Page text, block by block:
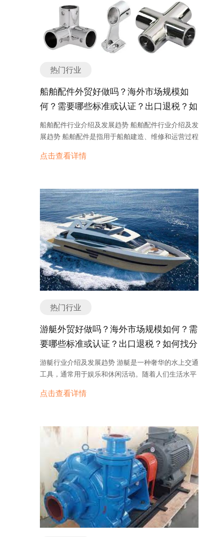
业。在建筑领域，不锈钢被广泛应用于室内装饰、外
墙装饰、天花板等方面，其美观、耐久的特点备受青
睐。在汽车领域，不锈钢被用于制造汽车零部件，提
高汽车的耐久性和安全性。在电子领域，不锈钢可以
用于制造电子产品的外壳和零部件，提供良好的防腐
设备，承受高温、高压等恶劣工况。在医疗领域，不
锈钢被广泛应用于手术器械、植入物等方面，其生物
相容性和耐腐蚀性能得到了认可。 随着经济的发展和
人们对品质生活的追求，不锈钢行业将继续保持快速
增长的趋势。未来，不锈钢行业的发展将呈现以下几
个趋势： 1. 技术创新：随着科技的进步，不锈钢行
能和应用领域。 2. 环保可持续发展：不锈钢是一种
济的发展。 3. 定制化需求增加：随着消费者对个性
化产品的需求增加，不锈钢行业将面临更多的定制化
需求。企业需要灵活应对市场需求，提供多样化的产
品和服务。 4. 国际市场扩张：随着全球化的进程，
不锈钢行业将面临更多的国际竞争和市场机遇。企业
需要加强国际合作，拓展海外市场。 总的来说，不锈
钢行业具有广阔的市场前景和发展潜力。随着技术创
新和市场需求的不断增加，不锈钢行业将迎来更加美
好的未来。 不锈钢产品主要分类或种类有哪些？ 不
耐腐蚀性能的合金材料，由于其优异的物理和化学性
可以根据不同的用途和特性进行分类。以下是一些常
见的不锈钢产品分类： 1. 不锈钢板/板材：不锈钢板
筑材料、装饰品等。 2. 不锈钢管/管材：不锈钢管是
一种中空的不锈钢产品，广泛用于输送流体、气体和
固体颗粒。根据不同的应用场景，不锈钢管可以分为
承、螺栓和螺母等。 4. 不锈钢线/线材：不锈钢线是
一种细长的不锈钢产品，用于制造各种绳索、弹簧、
焊条等。 5. 不锈钢型材：不锈钢型材是一种具有特
定截面形状的不锈钢产品，包括角钢、槽钢、工字钢
等，常用于建筑结构、桥梁和机械制造等领域。 6.
不锈钢制品：不锈钢制品是指通过加工或组装而成的
不锈钢制品，如厨具、餐具、家具、洁具等。 除了以
上常见的分类，不锈钢还可以根据其化学成分、表面
处理方式、耐腐蚀性能等进行进一步的细分。不同种
类的不锈钢产品在不同的领域有着各自的优势和应用
热门行业
船舶配件外贸好做吗？海外市场规模如
何？需要哪些标准或认证？出口退税？如
何找分销商或客户？
船舶配件行业介绍及发展趋势 船舶配件行业介绍及发
展趋势 船舶配件是指用于船舶建造、维修和运营过程
的重要组成部分，为船舶提供必要的支持和保障。随
具有广阔的市场需求。随着全球贸易的增长，航运业
的需求也在不断增加。船舶配件作为船舶建造和维修
的重要组成部分，其市场需求也随之增长。同时，海
洋经济的兴起也为船舶配件行业带来了更多的机遇和
挑战。 其次，船舶配件行业的技术创新和升级是其发
展的重要动力。随着科技的不断进步，船舶配件的技
术水平也在不断提高。新材料、新工艺和新技术的应
用，使得船舶配件具有更高的性能和更长的使用寿
命。同时，船舶配件行业也需要不断创新，以适应船
不开国际合作和市场竞争。船舶配件行业是一个全球
化的行业，各国之间的合作和竞争都非常激烈。国际
合作可以促进技术交流和资源共享，提高船舶配件的
质量和效率。同时，市场竞争也可以推动船舶配件行
业的发展，促使企业不断提高产品质量和服务水平。
最后，船舶配件行业还面临一些挑战和问题。例如，
出了更高的要求。此外，市场竞争激烈和价格压力也
力。 综上所述，船舶配件行业具有广阔的市场需求和
良好的发展前景。随着全球贸易的增长和海洋经济的
兴起，船舶配件行业将迎来更多的机遇和挑战。同
时，技术创新、国际合作和市场竞争也将推动船舶配
件行业的发展。船舶配件企业应积极应对挑战，不断
提高产品质量和服务水平，以保持竞争优势。 船舶配
件产品主要分类或种类有哪些？ 船舶配件的产品主要
分类或种类包括以下几类： 1. 发动机及其配件：发
动机是船舶的核心部件，其配件包括缸套、活塞、活
点击查看详情
热门行业
游艇外贸好做吗？海外市场规模如何？需
要哪些标准或认证？出口退税？如何找分
销商或客户？
游艇行业介绍及发展趋势 游艇是一种奢华的水上交通
工具，通常用于娱乐和休闲活动。随着人们生活水平
发展。 游艇行业可分为几个主要的市场部分：豪华游
泳池、电影院和高级餐厅。休闲游艇更注重舒适性和
便利性，适合家庭和朋友一起度假和娱乐活动。商务
游艇主要用于商务会议和活动，配备了先进的会议设
施和办公设备。 游艇行业的发展受到多个因素的影
响。首先，全球经济的增长和人们对奢侈品的需求不
断增加，推动了游艇行业的繁荣。其次，旅游业的发
展也为游艇提供了更多的机会，许多旅游目的地提供
了游艇租赁和游艇旅行服务。此外，环境保护和可持
续发展的关注也对游艇行业产生了影响，游艇制造商
点击查看详情